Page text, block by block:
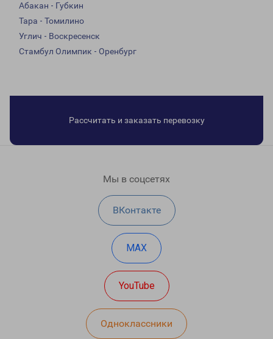
Абакан - Губкин
Тара - Томилино
Углич - Воскресенск
Стамбул Олимпик - Оренбург
Рассчитать и заказать перевозку
Мы в соцсетях
ВКонтакте
MAX
YouTube
Одноклассники